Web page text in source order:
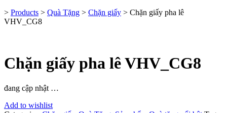
> Products > Quà Tặng > Chặn giấy > Chặn giấy pha lê
VHV_CG8
Chặn giấy pha lê VHV_CG8
đang cập nhật …
Add to wishlist